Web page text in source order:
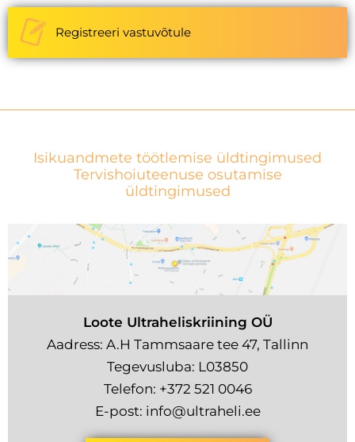
Registreeri vastuvõtule
Isikuandmete töötlemise üldtingimused
Tervishoiuteenuse osutamise
üldtingimused
Loote Ultraheliskriining OÜ
Aadress: A.H Tammsaare tee 47, Tallinn
Tegevusluba: L03850
Telefon: +372 521 0046
E-post: info@ultraheli.ee